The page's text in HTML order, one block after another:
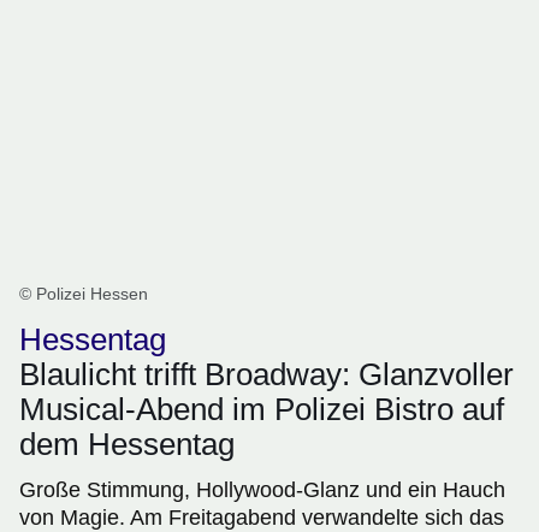
© Polizei Hessen
Hessentag
Blaulicht trifft Broadway: Glanzvoller
Musical-Abend im Polizei Bistro auf
dem Hessentag
Große Stimmung, Hollywood-Glanz und ein Hauch
von Magie. Am Freitagabend verwandelte sich das